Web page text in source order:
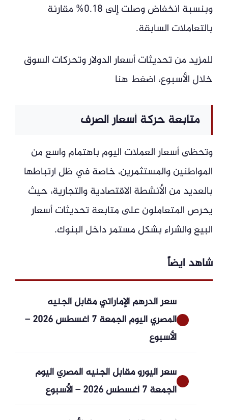
وبنسبة انخفاض وصلت إلى 0.18% مقارنة
بالتعاملات السابقة.
للمزيد من تحديثات أسعار الدولار وتحركات السوق
خلال الأسبوع، اضغط هنا
متابعة حركة أسعار الصرف
وتحظى أسعار العملات اليوم باهتمام واسع من
المواطنين والمستثمرين، خاصة في ظل ارتباطها
بالعديد من الأنشطة الاقتصادية والتجارية، حيث
يحرص المتعاملون على متابعة تحديثات أسعار
البيع والشراء بشكل مستمر داخل البنوك.
شاهد ايضاً
سعر الدرهم الإماراتي مقابل الجنيه
المصري اليوم الجمعة 7 أغسطس 2026 –
الأسبوع
سعر اليورو مقابل الجنيه المصري اليوم
الجمعة 7 أغسطس 2026 – الأسبوع